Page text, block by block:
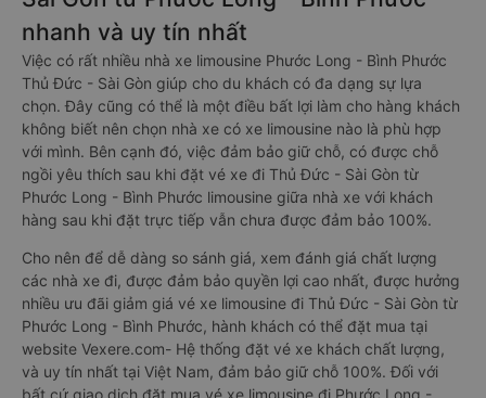
nhanh và uy tín nhất
Việc có rất nhiều nhà xe limousine Phước Long - Bình Phước
Thủ Đức - Sài Gòn giúp cho du khách có đa dạng sự lựa
chọn. Đây cũng có thể là một điều bất lợi làm cho hàng khách
không biết nên chọn nhà xe có xe limousine nào là phù hợp
với mình. Bên cạnh đó, việc đảm bảo giữ chỗ, có được chỗ
ngồi yêu thích sau khi đặt vé xe đi Thủ Đức - Sài Gòn từ
Phước Long - Bình Phước limousine giữa nhà xe với khách
hàng sau khi đặt trực tiếp vẫn chưa được đảm bảo 100%.
Cho nên để dễ dàng so sánh giá, xem đánh giá chất lượng
các nhà xe đi, được đảm bảo quyền lợi cao nhất, được hưởng
nhiều ưu đãi giảm giá vé xe limousine đi Thủ Đức - Sài Gòn từ
Phước Long - Bình Phước, hành khách có thể đặt mua tại
website Vexere.com- Hệ thống đặt vé xe khách chất lượng,
và uy tín nhất tại Việt Nam, đảm bảo giữ chỗ 100%. Đối với
bất cứ giao dịch đặt mua vé xe limousine đi Phước Long -